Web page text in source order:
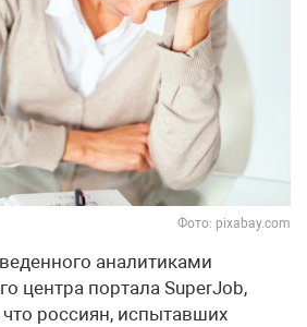
Фото: pixabay.com
аналитиками
центра портала SuperJob,
россиян, испытавших